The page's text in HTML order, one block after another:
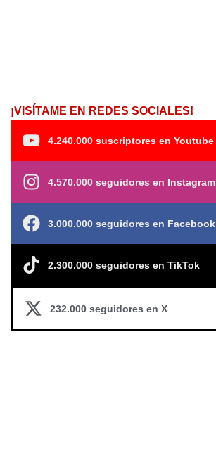
¡VISÍTAME EN REDES SOCIALES!
4.240.000 suscriptores en Youtube
4.570.000 seguidores en Instagram
3.000.000 seguidores en Facebook
2.300.000 seguidores en TikTok
232.000 seguidores en X